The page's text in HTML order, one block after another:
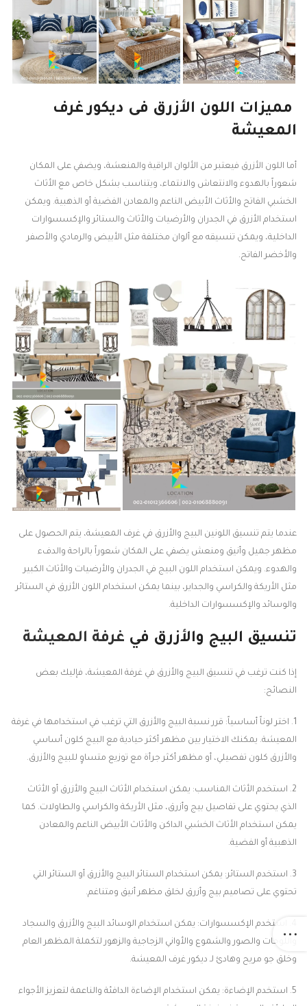
مميزات اللون الأزرق فى ديكور غرف
المعيشة
أما اللون الأزرق فيعتبر من الألوان الراقية والمنعشة، ويضفي على المكان
شعوراً بالهدوء والانتعاش والانتماء، ويتناسب بشكل خاص مع الأثاث
الخشبي الفاتح والأثاث الأبيض الناعم والمعادن الفضية أو الذهبية. ويمكن
استخدام الأزرق في الجدران والأرضيات والأثاث والستائر والإكسسوارات
الداخلية، ويمكن تنسيقه مع ألوان مختلفة مثل الأبيض والرمادي والأصفر
والأخضر الفاتح.
عندما يتم تنسيق اللونين البيج والأزرق في غرف المعيشة، يتم الحصول على
مظهر جميل وأنيق ومنعش يضفي على المكان شعوراً بالراحة والدفء
والهدوء. ويمكن استخدام اللون البيج في الجدران والأرضيات والأثاث الكبير
مثل الأريكة والكراسي والجداير، بينما يمكن استخدام اللون الأزرق في الستائر
والوسائد والإكسسوارات الداخلية.
تنسيق البيج والأزرق في غرفة المعيشة
إذا كنت ترغب في تنسيق البيج والأزرق في غرفة المعيشة، فإليك بعض
النصائح:
1. اختر لوناً أساسياً: قرر نسبة البيج والأزرق التي ترغب في استخدامها في غرفة
المعيشة. يمكنك الاختيار بين مظهر أكثر حيادية مع البيج كلون أساسي
والأزرق كلون تفصيلي، أو مظهر أكثر جرأة مع توزيع متساوٍ للبيج والأزرق.
2. استخدم الأثاث المناسب: يمكن استخدام الأثاث البيج والأزرق أو الأثاث
الذي يحتوي على تفاصيل بيج وأزرق، مثل الأريكة والكراسي والطاولات. كما
يمكن استخدام الأثاث الخشبي الداكن والأثاث الأبيض الناعم والمعادن
الذهبية أو الفضية.
3. استخدم الستائر: يمكن استخدام الستائر البيج والأزرق أو الستائر التي
تحتوي على تصاميم بيج وأزرق لخلق مظهر أنيق ومتناغم.
4. استخدم الإكسسوارات: يمكن استخدام الوسائد البيج والأزرق والسجاد
واللوحات والصور والشموع والأواني الزجاجية والزهور لتكملة المظهر العام
وخلق جو مريح وهادئ لـ ديكور غرف المعيشة.
5. استخدم الإضاءة: يمكن استخدام الإضاءة الدافئة والناعمة لتعزيز الأجواء